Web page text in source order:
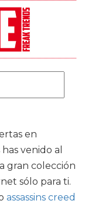
en
venido al
gran colección
sólo para ti.
assassins creed